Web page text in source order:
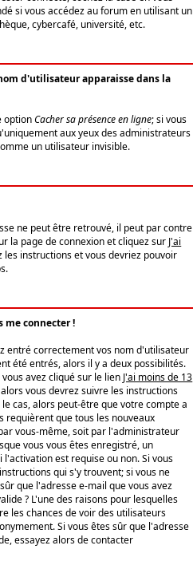
si vous accédez au forum en utilisant un
cybercafé, université, etc.
d'utilisateur apparaisse dans la
optionCacher sa présence en ligne; si vous
aux yeux des administrateurs
un utilisateur invisible.
ne peut être retrouvé, il peut par contre
la page de connexion et cliquez sur J'ai
les instructions et vous devriez pouvoir
me connecter !
entré correctement vos nom d'utilisateur
été entrés, alors il y a deux possibilités.
avez cliqué sur le lien J'ai moins de 13
vous devrez suivre les instructions
cas, alors peut-être que votre compte a
requièrent que tous les nouveaux
vous-même, soit par l'administrateur
vous vous êtes enregistré, un
est requise ou non. Si vous
qui s'y trouvent; si vous ne
que l'adresse e-mail que vous avez
? L'une des raisons pour lesquelles
les chances de voir des utilisateurs
Si vous êtes sûr que l'adresse
essayez alors de contacter